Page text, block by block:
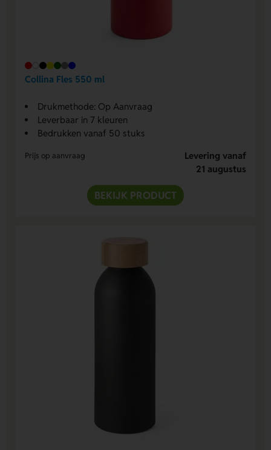
Collina Fles 550 ml
Drukmethode: Op Aanvraag
Leverbaar in 7 kleuren
Bedrukken vanaf 50 stuks
Prijs op aanvraag
Levering vanaf
21 augustus
BEKIJK PRODUCT